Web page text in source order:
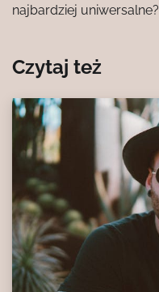
najbardziej uniwersalne?
Czytaj też